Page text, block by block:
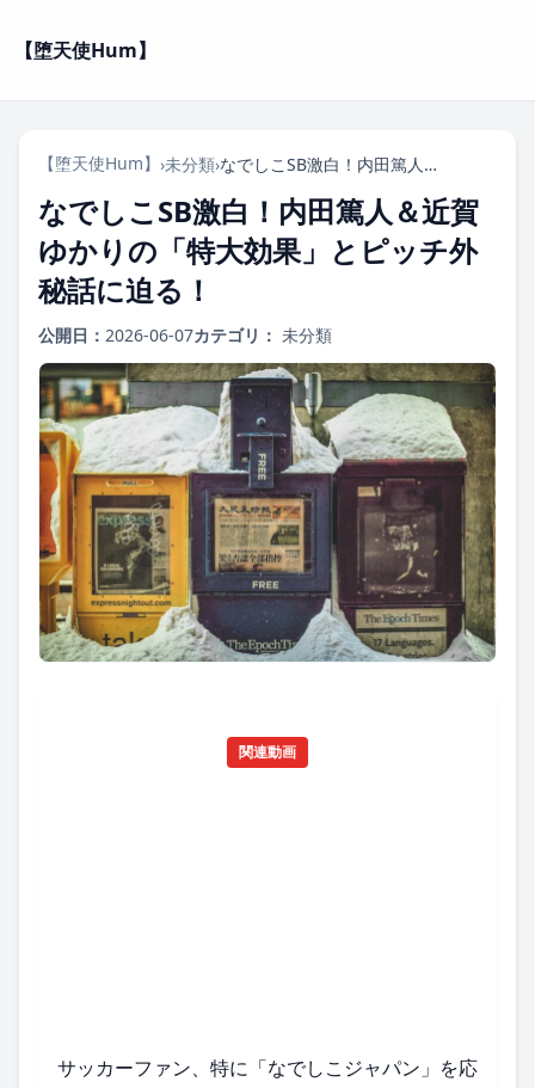
【堕天使Hum】
【堕天使Hum】 ›未分類› なでしこSB激白！内田篤人＆近賀ゆかりの「特大効果」とピッチ外秘話に迫る！
なでしこSB激白！内田篤人＆近賀
ゆかりの「特大効果」とピッチ外
秘話に迫る！
公開日： 2026-06-07カテゴリ： 未分類
関連動画
サッカーファン、特に「なでしこジャパン」を応